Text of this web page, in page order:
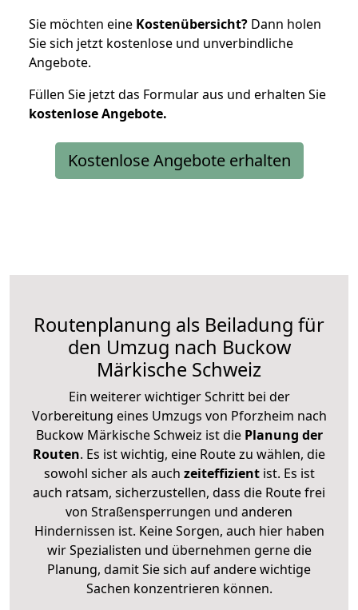
Sie möchten eine Kostenübersicht? Dann holen
Sie sich jetzt kostenlose und unverbindliche
Angebote.
Füllen Sie jetzt das Formular aus und erhalten Sie
kostenloseAngebote.
Kostenlose Angebote erhalten
Routenplanung als Beiladung für
den Umzug nach Buckow
Märkische Schweiz
Ein weiterer wichtiger Schritt bei der
Vorbereitung eines Umzugs von Pforzheim nach
Buckow Märkische Schweiz ist diePlanung der
Routen. Es ist wichtig, eine Route zu wählen, die
sowohl sicher als auch zeiteffizientist. Es ist
auch ratsam, sicherzustellen, dass die Route frei
von Straßensperrungen und anderen
Hindernissen ist. Keine Sorgen, auch hier haben
wir Spezialisten und übernehmen gerne die
Planung, damit Sie sich auf andere wichtige
Sachen konzentrieren können.